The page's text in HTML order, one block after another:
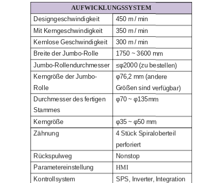
AUFWICKLUNGSSYSTEM
Designgeschwindigkeit
450 m / min
Mit Kerngeschwindigkeit
350 m / min
Kernlose Geschwindigkeit
300 m / min
Breite der Jumbo-Rolle
1750 ~ 3600 mm
Jumbo-Rollendurchmesser
≤φ2000 (zu bestellen)
Kerngröße der Jumbo-
Rolle
φ76,2 mm (andere
Größen sind verfügbar)
Durchmesser des fertigen
Stammes
φ70 ~ φ135mm
Kerngröße φ35 ~ φ50 mm
Zähnung
4 Stück Spiraloberteil
perforiert
Rückspulweg Nonstop
Parametereinstellung HMI
Kontrollsystem SPS, Inverter, Integration